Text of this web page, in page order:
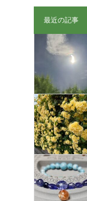
最近の記事